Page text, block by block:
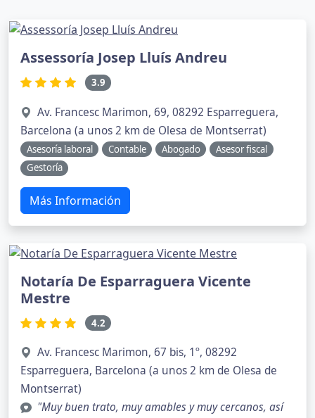
Assessoría Josep Lluís Andreu
3.9
Av. Francesc Marimon, 69, 08292 Esparreguera,
Barcelona (a unos 2 km de Olesa de Montserrat)
Asesoría laboral Contable Abogado
Asesor fiscal
Gestoría
Más Información
Notaría De Esparraguera Vicente
Mestre
4.2
Av. Francesc Marimon, 67 bis, 1º, 08292
Esparreguera, Barcelona (a unos 2 km de Olesa de
Montserrat)
"Muy buen trato, muy amables y muy cercanos, así